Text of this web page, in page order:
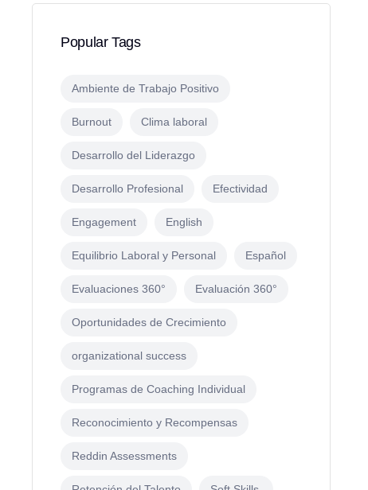
Popular Tags
Ambiente de Trabajo Positivo
Burnout Clima laboral
Desarrollo del Liderazgo
Desarrollo Profesional Efectividad
Engagement English
Equilibrio Laboral y Personal Español
Evaluaciones 360° Evaluación 360°
Oportunidades de Crecimiento
organizational success
Programas de Coaching Individual
Reconocimiento y Recompensas
Reddin Assessments